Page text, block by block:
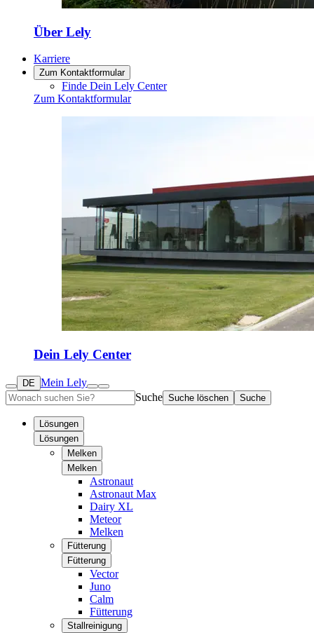
Über Lely
Karriere
Zum Kontaktformular
Finde Dein Lely Center
Zum Kontaktformular
Dein Lely Center
DE Mein Lely
Suche Suche löschen Suche
Lösungen
Lösungen
Melken
Melken
Astronaut
Astronaut Max
Dairy XL
Meteor
Melken
Fütterung
Fütterung
Vector
Juno
Calm
Fütterung
Stallreinigung